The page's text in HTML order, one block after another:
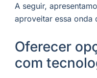
A seguir,
aproveitar essa onda
Oferecer
com